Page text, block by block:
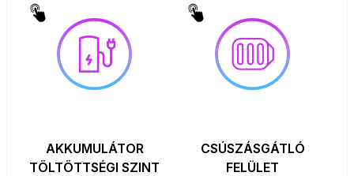
AKKUMULÁTOR
TÖLTÖTTSÉGI SZINT
CSÚSZÁSGÁTLÓ
FELÜLET